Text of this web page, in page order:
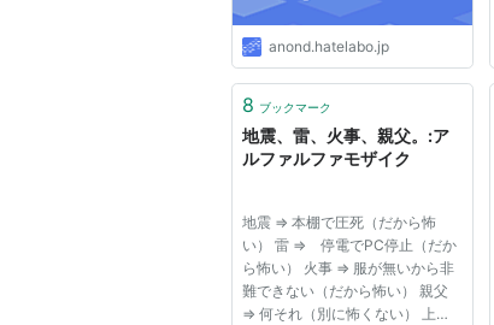
anond.hatelabo.jp
8 ブックマーク
地震、雷、火事、親父。:ア
ルファルファモザイク
地震 ⇒ 本棚で圧死（だから怖
い） 雷 ⇒ 停電でPC停止（だか
ら怖い） 火事 ⇒ 服が無いから非
難できない（だから怖い） 親父
⇒ 何それ（別に怖くない） 上３